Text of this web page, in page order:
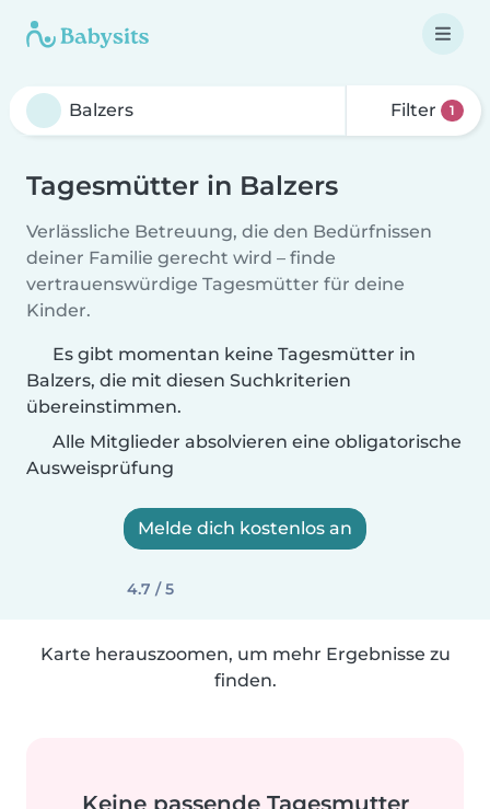
Filter 1
Tagesmütter in Balzers
Verlässliche Betreuung, die den Bedürfnissen
deiner Familie gerecht wird – finde
vertrauenswürdige Tagesmütter für deine
Kinder.
Es gibt momentan keine Tagesmütter in
Balzers, die mit diesen Suchkriterien
übereinstimmen.
Alle Mitglieder absolvieren eine obligatorische
Ausweisprüfung
Melde dich kostenlos an
4.7 / 5
Karte herauszoomen, um mehr Ergebnisse zu
finden.
Keine passende Tagesmutter